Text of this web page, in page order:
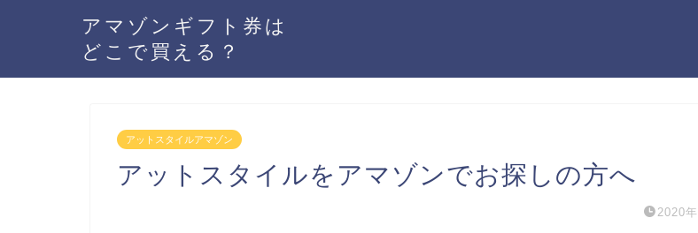
アマゾンギフト券は
どこで買える？
アットスタイルアマゾン
アットスタイルをアマゾンでお探しの方へ
2020